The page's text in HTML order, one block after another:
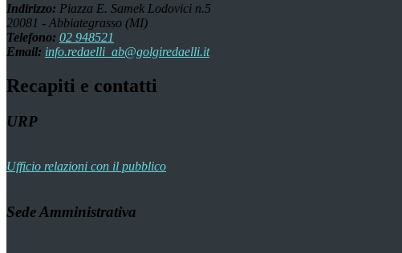
Indirizzo: Piazza E. Samek Lodovici n.5
20081 - Abbiategrasso (MI)
Telefono: 02 948521
Email: info.redaelli_ab@golgiredaelli.it
Recapiti e contatti
URP
Ufficio relazioni con il pubblico
Sede Amministrativa